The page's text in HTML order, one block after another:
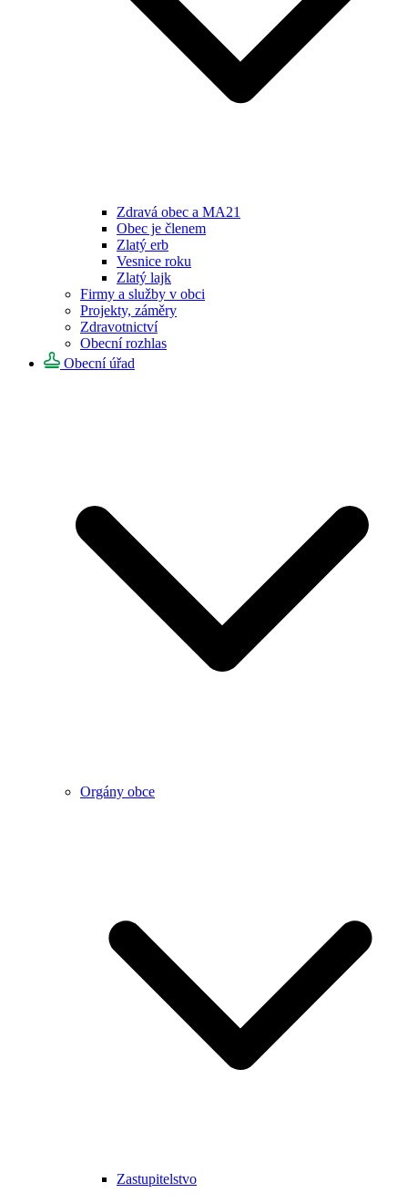
Zdravá obec a MA21
Obec je členem
Zlatý erb
Vesnice roku
Zlatý lajk
Firmy a služby v obci
Projekty, záměry
Zdravotnictví
Obecní rozhlas
Obecní úřad
Orgány obce
Zastupitelstvo